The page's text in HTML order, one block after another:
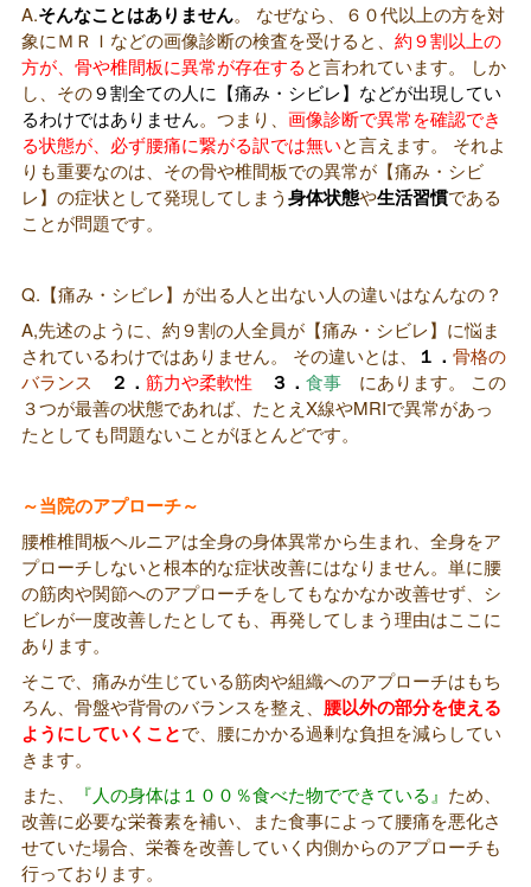
A.そんなことはありません。 なぜなら、６０代以上の方を対
象にＭＲＩなどの画像診断の検査を受けると、 約９割以上の
方が、骨や椎間板に異常が存在すると言われています。 しか
し、その９割全ての人に【痛み・シビレ】などが出現してい
るわけではありません。つまり、 画像診断で異常を確認でき
る状態が、必ず腰痛に繋がる訳では無いと言えます。 それよ
りも重要なのは、その骨や椎間板での異常が【痛み・シビ
レ】の症状として発現してしまう身体状態や生活習慣である
ことが問題です。
Q.【痛み・シビレ】が出る人と出ない人の違いはなんなの？
A,先述のように、約９割の人全員が【痛み・シビレ】に悩ま
されているわけではありません。 その違いとは、
１． 骨格の
バランス
２． 筋力や柔軟性 ３． 食事 にあります。 この
３つが最善の状態であれば、たとえX線やMRIで異常があっ
たとしても問題ないことがほとんどです。
～当院のアプローチ～
腰椎椎間板ヘルニアは全身の身体異常から生まれ、全身をア
プローチしないと根本的な症状改善にはなりません。単に腰
の筋肉や関節へのアプローチをしてもなかなか改善せず、シ
ビレが一度改善したとしても、再発してしまう理由はここに
あります。
そこで、痛みが生じている筋肉や組織へのアプローチはもち
ろん、骨盤や背骨のバランスを整え、 腰以外の部分を使える
ようにしていくことで、腰にかかる過剰な負担を減らしてい
きます。
また、
『人の身体は１００％食べた物でできている』 ため、
改善に必要な栄養素を補い、また食事によって腰痛を悪化さ
せていた場合、栄養を改善していく内側からのアプローチも
行っております。